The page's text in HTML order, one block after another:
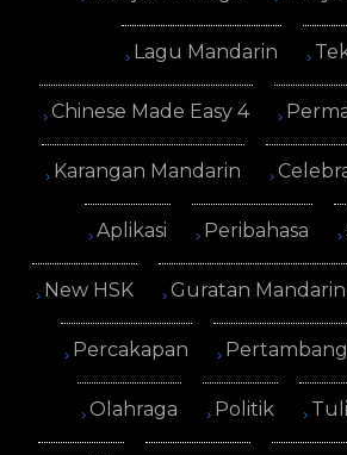
Lagu Mandarin
Chinese Made Easy 4
Karangan Mandarin
Aplikasi Peribahasa
New HSK Guratan Mandarin
Percakapan
Olahraga Politik